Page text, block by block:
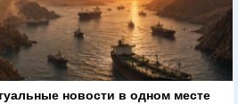
новости в одном месте